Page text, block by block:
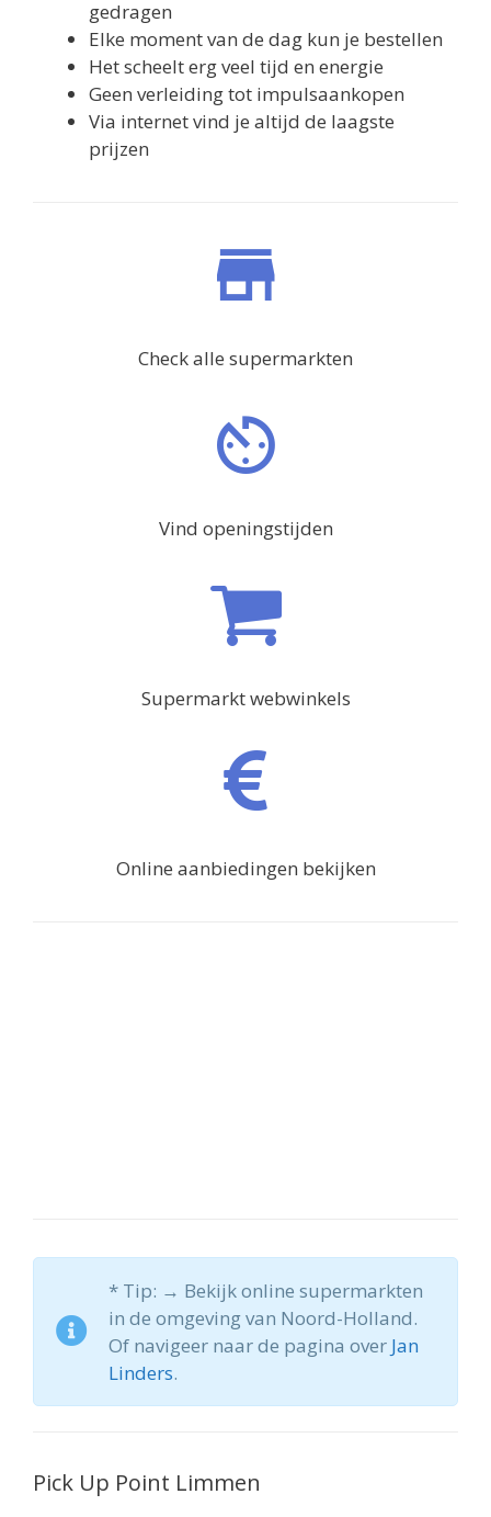
gedragen
Elke moment van de dag kun je bestellen
Het scheelt erg veel tijd en energie
Geen verleiding tot impulsaankopen
Via internet vind je altijd de laagste
prijzen
Check alle supermarkten
Vind openingstijden
Supermarkt webwinkels
Online aanbiedingen bekijken
* Tip: → Bekijk online supermarkten
in de omgeving van Noord-Holland.
Of navigeer naar de pagina over Jan
Linders.
Pick Up Point Limmen